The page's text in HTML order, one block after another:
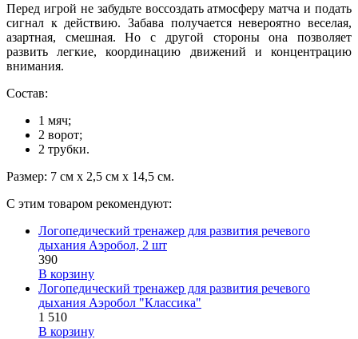
Перед игрой не забудьте воссоздать атмосферу матча и подать
сигнал к действию. Забава получается невероятно веселая,
азартная, смешная. Но с другой стороны она позволяет
развить легкие, координацию движений и концентрацию
внимания.
Состав:
1 мяч;
2 ворот;
2 трубки.
Размер: 7 см х 2,5 см х 14,5 см.
С этим товаром рекомендуют:
Логопедический тренажер для развития речевого
дыхания Аэробол, 2 шт
390
В корзину
Логопедический тренажер для развития речевого
дыхания Аэробол "Классика"
1 510
В корзину